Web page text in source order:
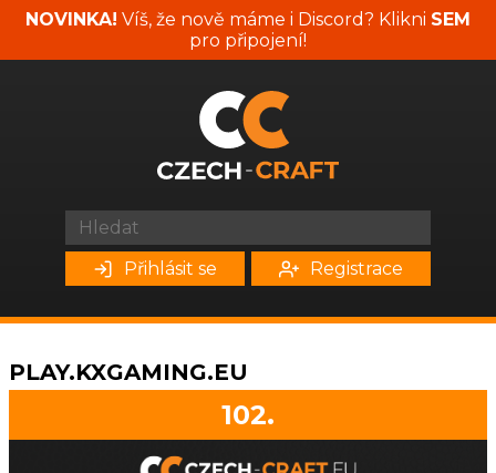
NOVINKA! Víš, že nově máme i Discord? Klikni SEM
pro připojení!
Přihlásit se Registrace
PLAY.KXGAMING.EU
102.